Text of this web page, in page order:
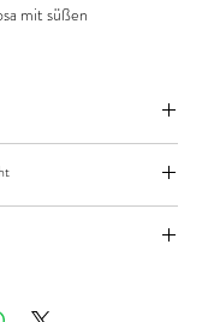
mit süßen
Stoffes.
von zB. 50cm (0,5m)